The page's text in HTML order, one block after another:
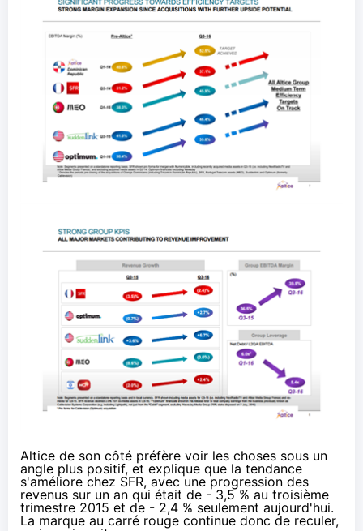
Altice de son côté préfère voir les choses sous un
angle plus positif, et explique que la tendance
s'améliore chez SFR, avec une progression des
revenus sur un an qui était de - 3,5 % au troisième
trimestre 2015 et de - 2,4 % seulement aujourd'hui.
La marque au carré rouge continue donc de reculer,